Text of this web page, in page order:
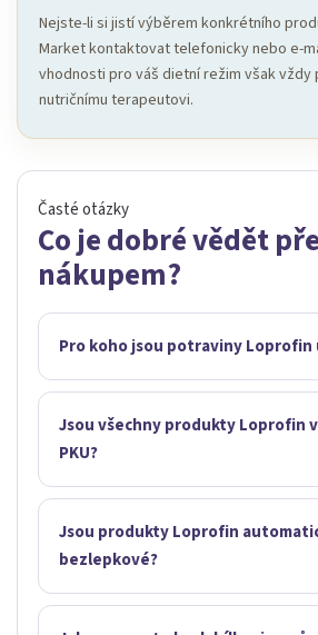
Nejste-li si jistí výběrem konkrétního
Market kontaktovat telefonicky nebo e-
vhodnosti pro váš dietní režim však vždy
nutričnímu terapeutovi.
Časté otázky
Co je dobré vědět
nákupem?
Pro koho jsou potraviny Loprofin
Jsou všechny produkty Loprofin
PKU?
Jsou produkty Loprofin
bezlepkové?